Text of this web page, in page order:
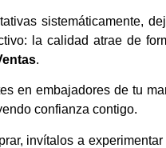
sistemáticamente,
la calidad atrae de
.
en embajadores de tu
confianza contigo.
invítalos a